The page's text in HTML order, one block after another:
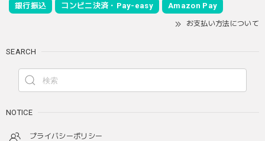
銀行振込 コンビニ決済・Pay-easy Amazon Pay
お支払い方法について
SEARCH
NOTICE
プライバシーポリシー